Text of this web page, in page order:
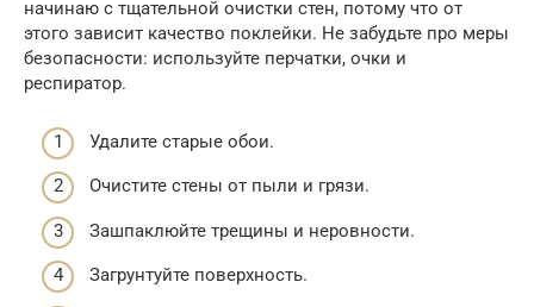
начинаю с тщательной очистки стен, потому что от
этого зависит качество поклейки. Не забудьте про меры
безопасности: используйте перчатки, очки и
респиратор.
Удалите старые обои.
Очистите стены от пыли и грязи.
Зашпаклюйте трещины и неровности.
Загрунтуйте поверхность.